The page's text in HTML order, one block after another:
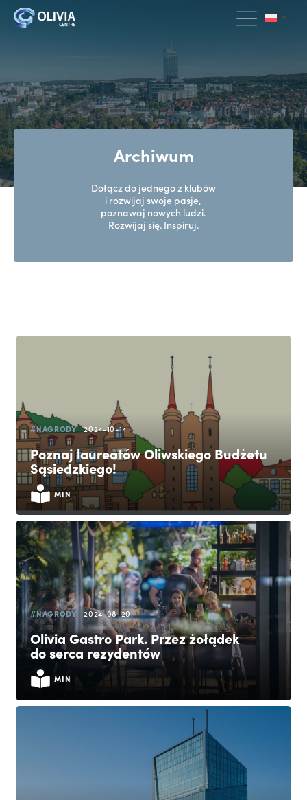
Archiwum
Dołącz do jednego z klubów
i rozwijaj swoje pasje,
poznawaj nowych ludzi.
Rozwijaj się. Inspiruj.
#NAGRODY 2024-10-14
Poznaj laureatów Oliwskiego Budżetu
Sąsiedzkiego!
MIN
#NAGRODY 2024-08-20
Olivia Gastro Park. Przez żołądek
do serca rezydentów
MIN